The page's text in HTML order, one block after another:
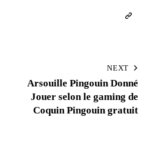
NEXT
Arsouille Pingouin Donné
Jouer selon le gaming de
Coquin Pingouin gratuit